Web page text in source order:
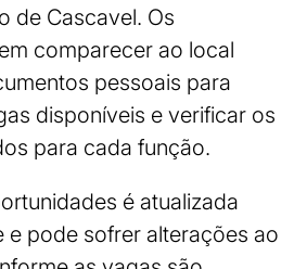
de Cascavel. Os
comparecer ao local
pessoais para
disponíveis e verificar os
para cada função.
é atualizada
e pode sofrer alterações ao